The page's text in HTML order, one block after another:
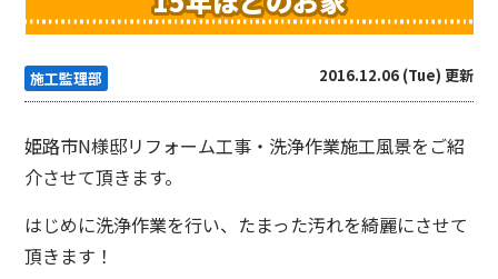
施工監理部 2016.12.06 (Tue) 更新
姫路市N様邸リフォーム工事・洗浄作業施工風景をご紹
介させて頂きます。
はじめに洗浄作業を行い、たまった汚れを綺麗にさせて
頂きます！